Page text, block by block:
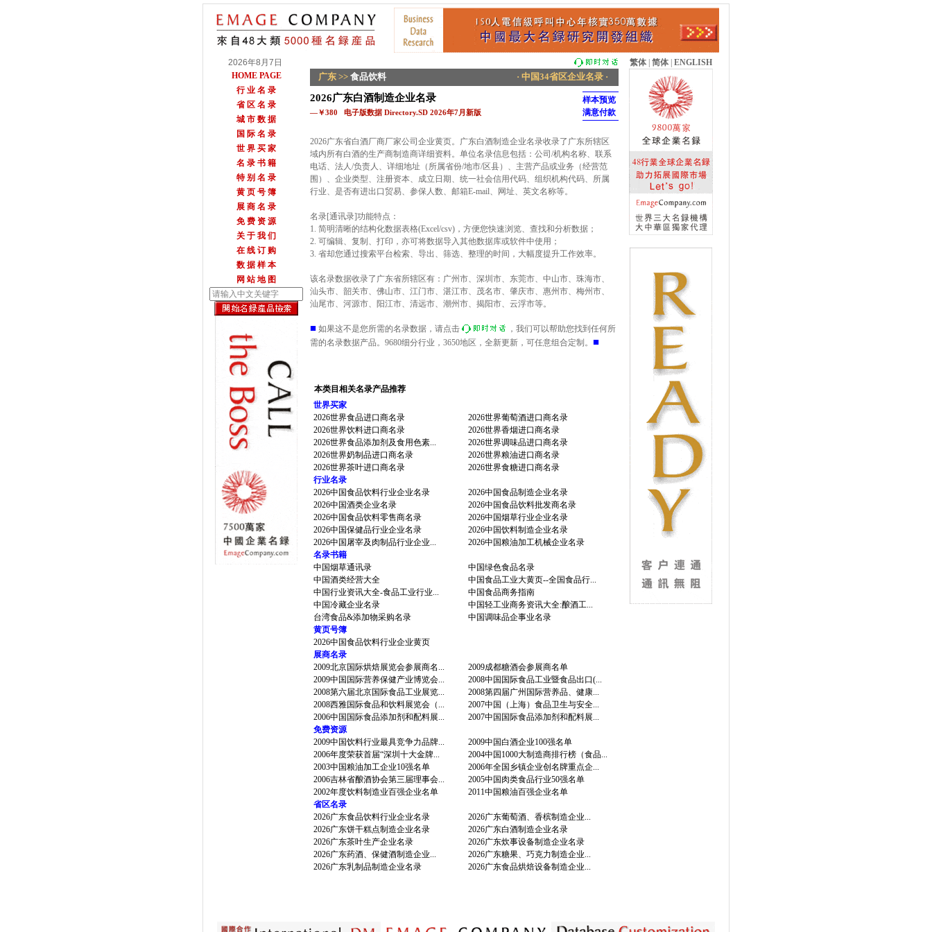
2026年8月7日 繁体 简体 ENGLISH
HOME PAGE
行 业 名 录
省 区 名 录
城 市 数 据
国 际 名 录
世 界 买 家
名 录 书 籍
特 别 名 录
黄 页 号 簿
展 商 名 录
免 费 资 源
关 于 我 们
在 线 订 购
数 据 样 本
网 站 地 图
广东 >> 食品饮料 · 中国34省区企业名录 ·
2026广东白酒制造企业名录
—￥380 电子版数据 Directory.SD 2026年7月新版
样本预览
满意付款
2026广东省白酒厂商厂家公司企业黄页。广东白酒制造企业名录收录了广东所辖区
域内所有白酒的生产商制造商详细资料。单位名录信息包括：公司/机构名称、联系
电话、法人/负责人、详细地址（所属省份/地市/区县）、主营产品或业务（经营范
围）、企业类型、注册资本、成立日期、统一社会信用代码、组织机构代码、所属
行业、是否有进出口贸易、参保人数、邮箱E-mail、网址、英文名称等。
名录[通讯录]功能特点：
1. 简明清晰的结构化数据表格(Excel/csv)，方便您快速浏览、查找和分析数据；
2. 可编辑、复制、打印，亦可将数据导入其他数据库或软件中使用；
3. 省却您通过搜索平台检索、导出、筛选、整理的时间，大幅度提升工作效率。
该名录数据收录了广东省所辖区有：广州市、深圳市、东莞市、中山市、珠海市、
汕头市、韶关市、佛山市、江门市、湛江市、茂名市、肇庆市、惠州市、梅州市、
汕尾市、河源市、阳江市、清远市、潮州市、揭阳市、云浮市等。
■ 如果这不是您所需的名录数据，请点击
，我们可以帮助您找到任何所
需的名录数据产品。9680细分行业，3650地区，全新更新，可任意组合定制。 ■
本类目相关名录产品推荐
世界买家
2026世界食品进口商名录
2026世界葡萄酒进口商名录
2026世界饮料进口商名录
2026世界香烟进口商名录
2026世界食品添加剂及食用色素...
2026世界调味品进口商名录
2026世界奶制品进口商名录
2026世界粮油进口商名录
2026世界茶叶进口商名录
2026世界食糖进口商名录
行业名录
2026中国食品饮料行业企业名录
2026中国食品制造企业名录
2026中国酒类企业名录
2026中国食品饮料批发商名录
2026中国食品饮料零售商名录
2026中国烟草行业企业名录
2026中国保健品行业企业名录
2026中国饮料制造企业名录
2026中国屠宰及肉制品行业企业...
2026中国粮油加工机械企业名录
名录书籍
中国烟草通讯录
中国绿色食品名录
中国酒类经营大全
中国食品工业大黄页--全国食品行...
中国行业资讯大全-食品工业行业...
中国食品商务指南
中国冷藏企业名录
中国轻工业商务资讯大全:酿酒工...
台湾食品&添加物采购名录
中国调味品企事业名录
黄页号簿
2026中国食品饮料行业企业黄页
展商名录
2009北京国际烘焙展览会参展商名...
2009成都糖酒会参展商名单
2009中国国际营养保健产业博览会...
2008中国国际食品工业暨食品出口(...
2008第六届北京国际食品工业展览...
2008第四届广州国际营养品、健康...
2008西雅国际食品和饮料展览会（...
2007中国（上海）食品卫生与安全...
2006中国国际食品添加剂和配料展...
2007中国国际食品添加剂和配料展...
免费资源
2009中国饮料行业最具竞争力品牌...
2009中国白酒企业100强名单
2006年度荣获首届“深圳十大金牌...
2004中国1000大制造商排行榜（食品...
2003中国粮油加工企业10强名单
2006年全国乡镇企业创名牌重点企...
2006吉林省酿酒协会第三届理事会...
2005中国肉类食品行业50强名单
2002年度饮料制造业百强企业名单
2011中国粮油百强企业名单
省区名录
2026广东食品饮料行业企业名录
2026广东葡萄酒、香槟制造企业...
2026广东饼干糕点制造企业名录
2026广东白酒制造企业名录
2026广东茶叶生产企业名录
2026广东炊事设备制造企业名录
2026广东药酒、保健酒制造企业...
2026广东糖果、巧克力制造企业...
2026广东乳制品制造企业名录
2026广东食品烘焙设备制造企业...